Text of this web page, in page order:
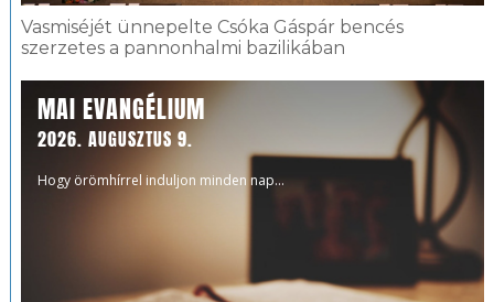
Vasmiséjét ünnepelte Csóka Gáspár bencés
szerzetes a pannonhalmi bazilikában
MAI EVANGÉLIUM
2026. AUGUSZTUS 9.
Hogy örömhírrel induljon minden nap...